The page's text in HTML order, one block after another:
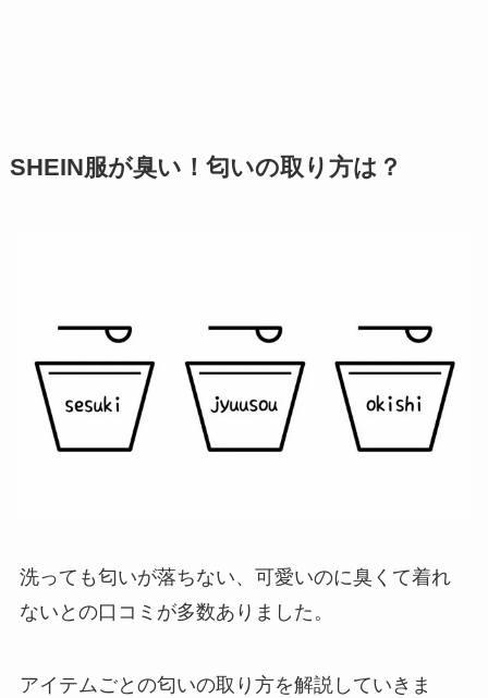
SHEIN服が臭い！匂いの取り方は？
洗っても匂いが落ちない、可愛いのに臭くて着れ
ないとの口コミが多数ありました。
アイテムごとの匂いの取り方を解説していきま